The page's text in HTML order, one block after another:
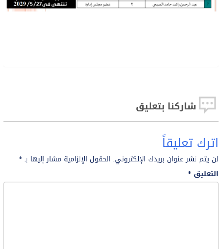
شاركنا بتعليق
اترك تعليقاً
لن يتم نشر عنوان بريدك الإلكتروني. الحقول الإلزامية مشار إليها بـ*
التعليق *